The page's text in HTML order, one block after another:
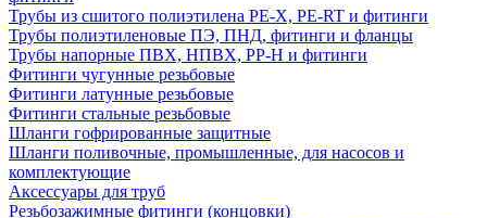
Трубы из сшитого полиэтилена PE-X, PE-RT и фитинги
Трубы полиэтиленовые ПЭ, ПНД, фитинги и фланцы
Трубы напорные ПВХ, НПВХ, PP-H и фитинги
Фитинги чугунные резьбовые
Фитинги латунные резьбовые
Фитинги стальные резьбовые
Шланги гофрированные защитные
Шланги поливочные, промышленные, для насосов и
комплектующие
Аксессуары для труб
Резьбозажимные фитинги (концовки)